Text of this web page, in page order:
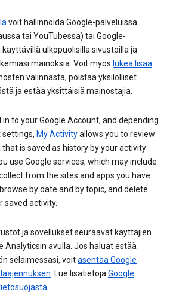
voit hallinnoida Google-palveluissa
tai YouTubessa) tai Google-
ulkopuolisilla sivustoilla ja
mainoksia. Voit myös lukea lisää
valinnasta, poistaa yksilölliset
ja estää yksittäisiä mainostajia.
in to your Google Account, and depending
settings, My Activityallows you to review
is saved as history by your activity
use Google services, which may include
from the sites and apps you have
by date and by topic, and delete
saved activity.
ja sovellukset seuraavat käyttäjien
Analyticsin avulla. Jos haluat estää
selaimessasi, voitasentaa Google
. Lue lisätietojaGoogle
.